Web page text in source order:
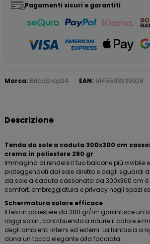
Pagamenti sicuri e garantiti
Marca: BricoShop24 EAN: 9145588339928
Descrizione
Tenda da sole a caduta 300x300 cm
crema in poliestere 280 gr
Immagina di rendere il tuo balcone più vivibile
proteggendoti dal sole diretto e dagli sguardi
da sole a caduta cassonata da 300x300 cm è
comfort, ombreggiatura e privacy negli spazi
Schermatura solare efficace
Il telo in poliestere da 280 gr/m² garantisce
raggi solari, contribuendo a ridurre il calore e
degli ambienti interni ed esterni. La fantasia a
dona un tocco elegante alla facciata.